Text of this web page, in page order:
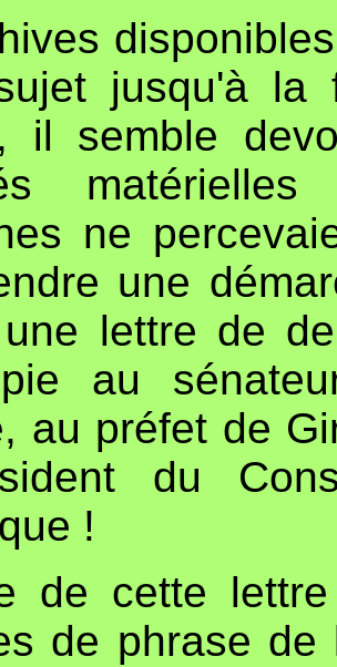
jusqu'à la
il semble
ne
une
lettre de
au
au préfet de
du
!
de cette
de phrase de